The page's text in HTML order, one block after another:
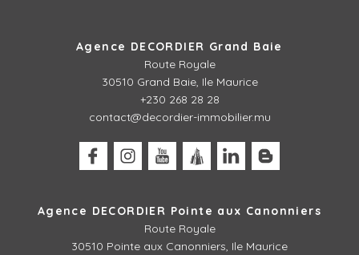
Agence DECORDIER Grand Baie
Route Royale
30510 Grand Baie, Ile Maurice
+230 268 28 28
contact@decordier-immobilier.mu
Agence DECORDIER Pointe aux Canonniers
Route Royale
30510 Pointe aux Canonniers, Ile Maurice